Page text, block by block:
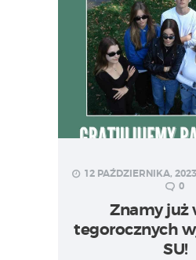
12 PAŹDZIERNIKA, 2023
0
Znamy już
tegorocznych
SU!